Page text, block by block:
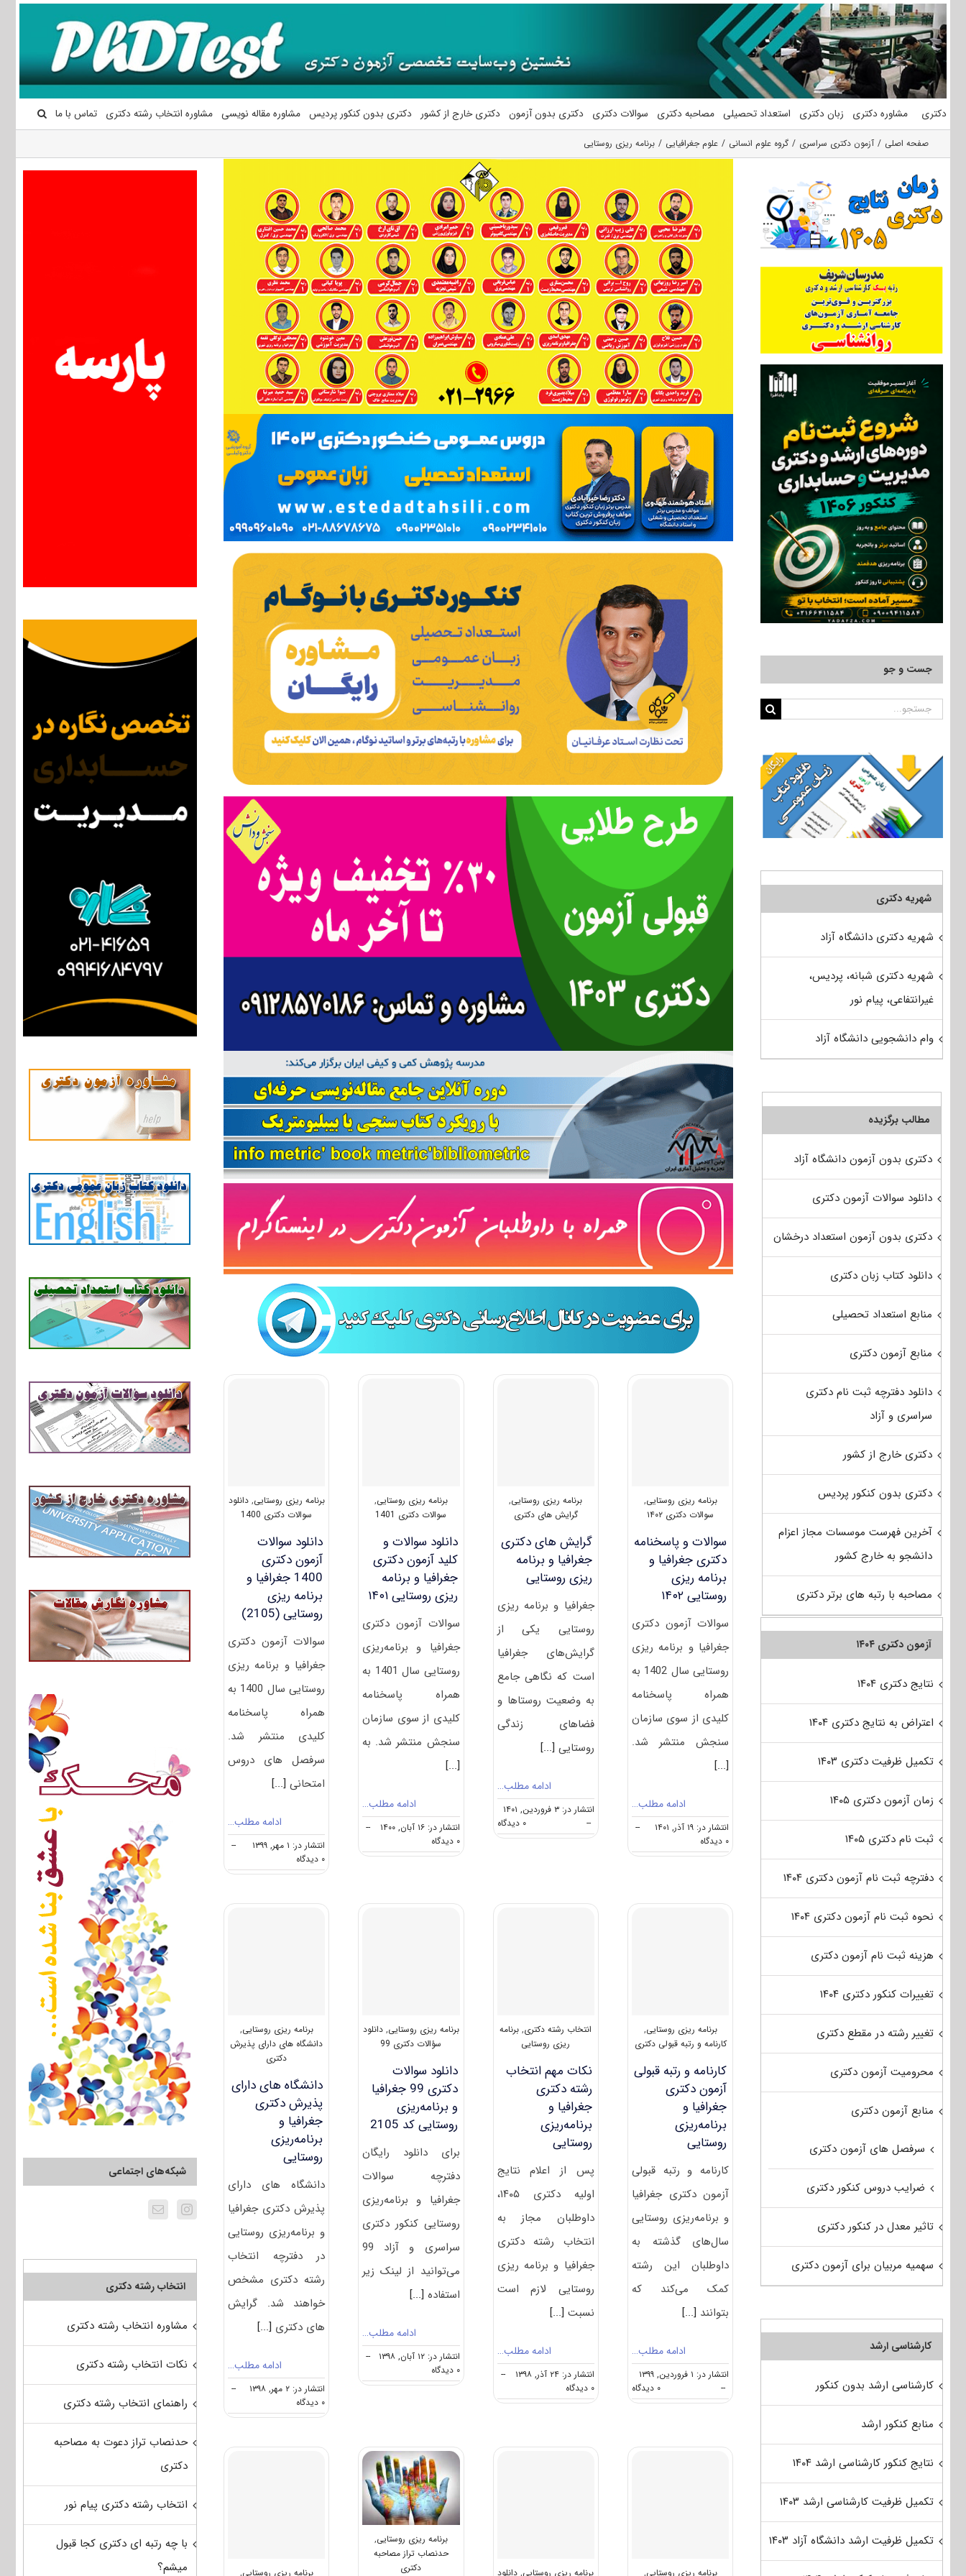
محتوا
دکتری مشاوره دکتری زبان دکتری استعداد تحصیلی مصاحبه دکتری سوالات دکتری دکتری بدون آزمون دکتری خارج از کشور دکتری بدون کنکور پردیس مشاوره مقاله نویسی مشاوره انتخاب رشته دکتری تماس با ما
صفحه اصلی آزمون دکتری سراسری گروه علوم انسانی علوم جغرافیایی برنامه ریزی روستایی
برنامه ریزی روستایی,
سوالات دکتری ۱۴۰۲
سوالات و پاسخنامه
دکتری جغرافیا و
برنامه ریزی
روستایی ۱۴۰۲
سوالات آزمون دکتری
جغرافیا و برنامه ریزی
روستایی سال 1402 به
همراه پاسخنامه
کلیدی از سوی سازمان
سنجش منتشر شد.
[...]
ادامه مطلب…
انتشار در: ۱۹ آذر, ۱۴۰۱
--
۰ دیدگاه
on
سوالات
جغرافیا
برنامه ریزی روستایی,
گرایش های دکتری
گرایش های دکتری
ﺟﻐﺮاﻓﻴﺎ و برنامه
ریزی روﺳﺘﺎیی
جغرافیا و برنامه­ ریزی
روستایی یکی از
گرایش‌های جغرافیا
است که نگاهی جامع
به وضعیت روستاها و
فضاهای زندگی
روستایی [...]
ادامه مطلب…
انتشار در: ۳ فروردین, ۱۴۰۱
--
۰ دیدگاه
گرایش
برنامه
برنامه ریزی روستایی,
سوالات دکتری 1401
دانلود سوالات و
کلید آزمون دکتری
جغرافیا و برنامه
ریزی روستایی ۱۴۰۱
سوالات آزمون دکتری
جغرافیا و برنامه‌ریزی
روستایی سال 1401 به
همراه پاسخنامه
کلیدی از سوی سازمان
سنجش منتشر شد. به
[...]
ادامه مطلب…
انتشار در: ۱۶ آبان, ۱۴۰۰
--
۰ دیدگاه
دانلود
آزمون
برنامه ریزی روستایی,دانلود
سوالات دکتری 1400
دانلود سوالات
آزمون دکتری
1400 جغرافیا و
برنامه ریزی
روستایی (2105)
سوالات آزمون دکتری
جغرافیا و برنامه ریزی
روستایی سال 1400 به
همراه پاسخنامه
کلیدی منتشر شد.
سرفصل های دروس
امتحانی[...]
ادامه مطلب…
انتشار در: ۱ مهر, ۱۳۹۹
--
۰ دیدگاه
on
دانلود
برنامه ریزی روستایی,
کارنامه و رتبه قبولی دکتری
کارنامه و رتبه قبولی
آزمون دکتری
جغرافیا و
برنامه‌ریزی
روستایی
کارنامه و رتبه قبولی
آزمون دکتری جغرافیا
و برنامه‌ریزی روستایی
سال‌های گذشته به
داوطلبان این رشته
کمک می‌کند که
بتوانند [...]
ادامه مطلب…
انتشار در: ۱ فروردین, ۱۳۹۹
--
۰ دیدگاه
کارنامه
آزمون
انتخاب رشته دکتری, برنامه
ریزی روستایی
نکات مهم انتخاب
رشته دکتری
جغرافیا و
برنامه‌ریزی
روستایی
پس از اعلام نتایج
اولیه دکتری ۱۴۰۵،
داوطلبان مجاز به
انتخاب رشته دکتری
جغرافیا و برنامه ریزی
روستایی لازم است
نسبت [...]
ادامه مطلب…
انتشار در: ۲۴ آذر, ۱۳۹۸
--
۰ دیدگاه
نکات
برنامه ریزی روستایی,دانلود
سؤالات دکتری 99
دانلود سوالات
دکتری 99 جغرافیا
و برنامه‌ریزی
روستایی کد 2105
برای دانلود رایگان
دفترچه سوالات
جغرافیا و برنامه‌ریزی
روستایی کنکور دکتری
سراسری و آزاد 99
می‌توانید از لینک زیر
استفاده [...]
ادامه مطلب…
انتشار در: ۱۲ آبان, ۱۳۹۸
--
۰ دیدگاه
دانلود
و
برنامه‌ریزی
روستایی
کد
۲۱۰۵
برنامه ریزی روستایی,
دانشگاه های دارای پذیرش
دکتری
دانشگاه های دارای
پذیرش دکتری
جغرافیا و
برنامه‌ریزی
روستایی
دانشگاه های دارای
پذیرش دکتری جغرافیا
و برنامه‌ریزی روستایی
در دفترچه انتخاب
رشته دکتری مشخص
خواهند شد. گرایش
های دکتری [...]
ادامه مطلب…
انتشار در: ۲ مهر, ۱۳۹۸
--
۰ دیدگاه
on
دانشگاه
برنامه ریزی روستایی, برنامه ریزی روستایی, دانلود
برنامه ریزی روستایی,
حدنصاب تراز مصاحبه
دکتری
برنامه ریزی روستایی,
شبکه‌های اجتماعی
انتخاب رشته دکتری
مشاوره انتخاب رشته دکتری
نکات انتخاب رشته دکتری
راهنمای انتخاب رشته دکتری
حدنصاب تراز دعوت به مصاحبه
دکتری
انتخاب رشته دکتری پیام نور
با چه رتبه ای دکتری کجا قبول
میشم؟
جست و جو
جستجو
شهریه دکتری
شهریه دکتری دانشگاه آزاد
شهریه دکتری شبانه، پردیس،
غیرانتفاعی، پیام نور
وام دانشجویی دانشگاه آزاد
مطالب برگزیده
دکتری بدون آزمون دانشگاه آزاد
دانلود سوالات آزمون دکتری
دکتری بدون آزمون استعداد درخشان
دانلود کتاب زبان دکتری
منابع استعداد تحصیلی
منابع آزمون دکتری
دانلود دفترچه ثبت نام دکتری
سراسری و آزاد
دکتری خارج از کشور
دکتری بدون کنکور پردیس
آخرین فهرست موسسات مجاز اعزام
دانشجو به خارج کشور
مصاحبه با رتبه های برتر دکتری
آزمون دکتری ۱۴۰۴
نتایج دکتری ۱۴۰۴
اعتراض به نتایج دکتری ۱۴۰۴
تکمیل ظرفیت دکتری ۱۴۰۳
زمان آزمون دکتری ۱۴۰۵
ثبت نام دکتری ۱۴۰۵
دفترچه ثبت نام آزمون دکتری ۱۴۰۴
نحوه ثبت نام آزمون دکتری ۱۴۰۴
هزینه ثبت نام آزمون دکتری
تغییرات کنکور دکتری ۱۴۰۴
تغییر رشته در مقطع دکتری
محرومیت آزمون دکتری
منابع آزمون دکتری
سرفصل های آزمون دکتری
ضرایب دروس کنکور دکتری
تاثیر معدل در کنکور دکتری
سهمیه مربیان برای آزمون دکتری
کارشناسی ارشد
کارشناسی ارشد بدون کنکور
منابع کنکور ارشد
نتایج کنکور کارشناسی ارشد ۱۴۰۴
تکمیل ظرفیت کارشناسی ارشد ۱۴۰۳
تکمیل ظرفیت ارشد دانشگاه آزاد ۱۴۰۳